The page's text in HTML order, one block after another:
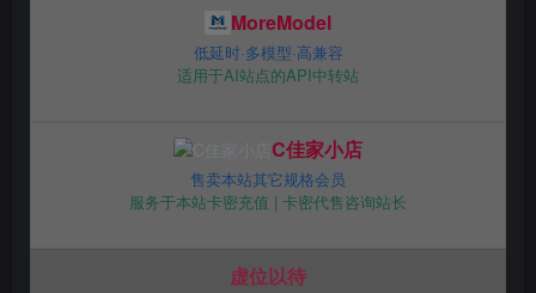
MoreModel
低延时·多模型·高兼容
适用于AI站点的API中转站
C佳家小店
售卖本站其它规格会员
服务于本站卡密充值 | 卡密代售咨询站长
虚位以待